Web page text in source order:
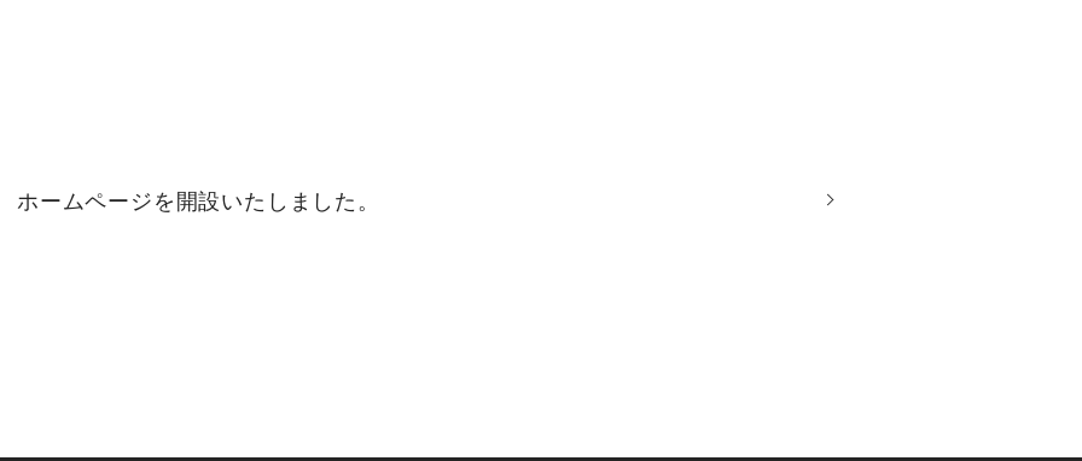
ホームページを開設いたしました。